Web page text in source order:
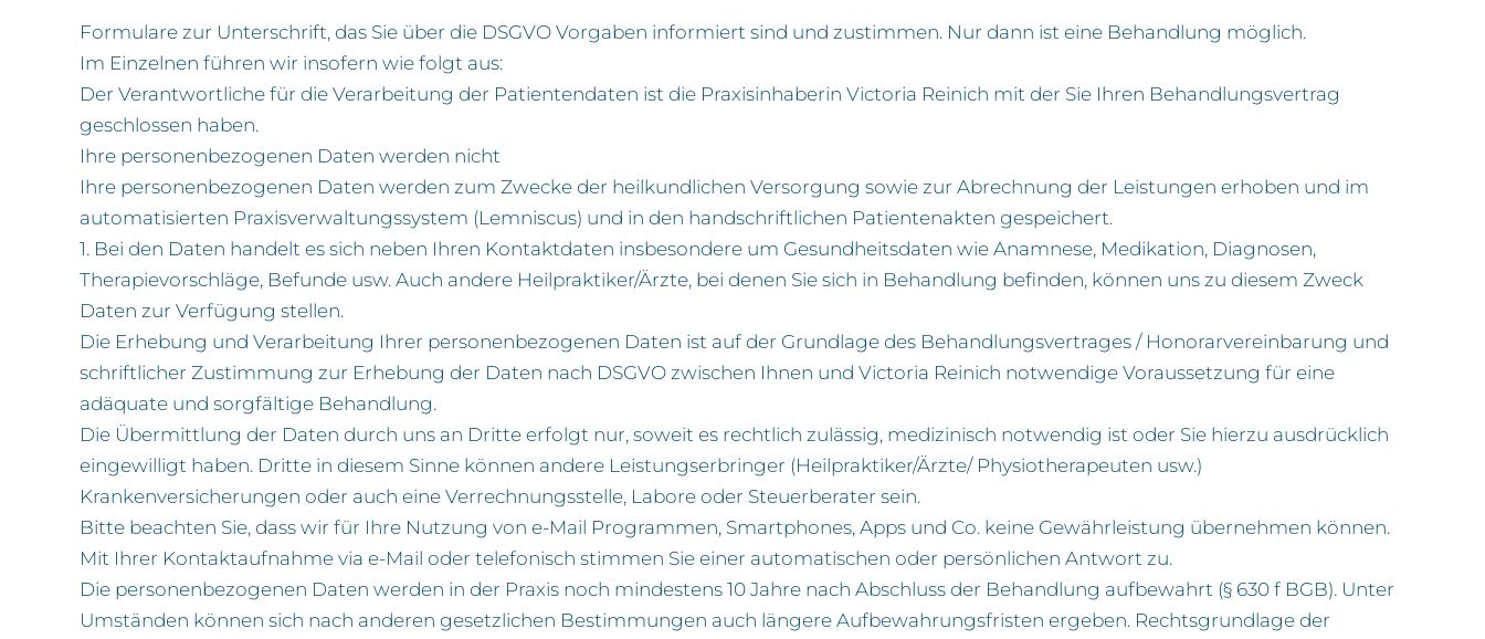
Formulare zur Unterschrift, das Sie über die DSGVO Vorgaben informiert sind und zustimmen. Nur dann ist eine Behandlung möglich.
Im Einzelnen führen wir insofern wie folgt aus:
Der Verantwortliche für die Verarbeitung der Patientendaten ist die Praxisinhaberin Victoria Reinich mit der Sie Ihren Behandlungsvertrag
geschlossen haben.
Ihre personenbezogenen Daten werden nicht
Ihre personenbezogenen Daten werden zum Zwecke der heilkundlichen Versorgung sowie zur Abrechnung der Leistungen erhoben und im
automatisierten Praxisverwaltungssystem (Lemniscus) und in den handschriftlichen Patientenakten gespeichert.
1. Bei den Daten handelt es sich neben Ihren Kontaktdaten insbesondere um Gesundheitsdaten wie Anamnese, Medikation, Diagnosen,
Therapievorschläge, Befunde usw. Auch andere Heilpraktiker/Ärzte, bei denen Sie sich in Behandlung befinden, können uns zu diesem Zweck
Daten zur Verfügung stellen.
Die Erhebung und Verarbeitung Ihrer personenbezogenen Daten ist auf der Grundlage des Behandlungsvertrages / Honorarvereinbarung und
schriftlicher Zustimmung zur Erhebung der Daten nach DSGVO zwischen Ihnen und Victoria Reinich notwendige Voraussetzung für eine
adäquate und sorgfältige Behandlung.
Die Übermittlung der Daten durch uns an Dritte erfolgt nur, soweit es rechtlich zulässig, medizinisch notwendig ist oder Sie hierzu ausdrücklich
eingewilligt haben. Dritte in diesem Sinne können andere Leistungserbringer (Heilpraktiker/Ärzte/ Physiotherapeuten usw.)
Krankenversicherungen oder auch eine Verrechnungsstelle, Labore oder Steuerberater sein.
Bitte beachten Sie, dass wir für Ihre Nutzung von e-Mail Programmen, Smartphones, Apps und Co. keine Gewährleistung übernehmen können.
Mit Ihrer Kontaktaufnahme via e-Mail oder telefonisch stimmen Sie einer automatischen oder persönlichen Antwort zu.
Die personenbezogenen Daten werden in der Praxis noch mindestens 10 Jahre nach Abschluss der Behandlung aufbewahrt (§ 630 f BGB). Unter
Umständen können sich nach anderen gesetzlichen Bestimmungen auch längere Aufbewahrungsfristen ergeben. Rechtsgrundlage der